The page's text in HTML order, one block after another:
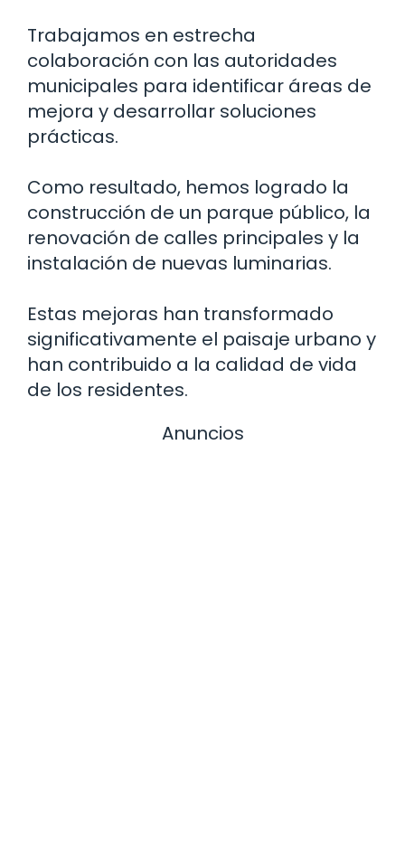
Trabajamos en estrecha
colaboración con las autoridades
municipales para identificar áreas de
mejora y desarrollar soluciones
prácticas.
Como resultado, hemos logrado la
construcción de un parque público, la
renovación de calles principales y la
instalación de nuevas luminarias.
Estas mejoras han transformado
significativamente el paisaje urbano y
han contribuido a la calidad de vida
de los residentes.
Anuncios